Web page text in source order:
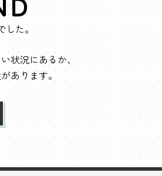
た。
状況にあるか、
あります。